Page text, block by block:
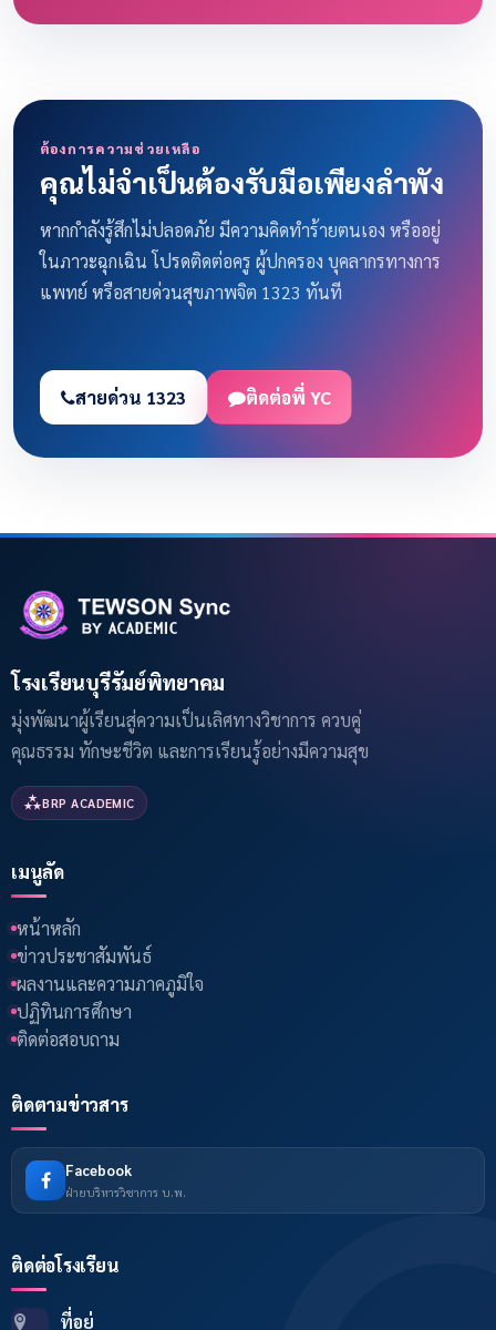
ต้องการความช่วยเหลือ
คุณไม่จำเป็นต้องรับมือเพียงลำพัง
หากกำลังรู้สึกไม่ปลอดภัย มีความคิดทำร้ายตนเอง หรืออยู่
ในภาวะฉุกเฉิน โปรดติดต่อครู ผู้ปกครอง บุคลากรทางการ
แพทย์ หรือสายด่วนสุขภาพจิต 1323 ทันที
สายด่วน 1323 ติดต่อพี่ YC
โรงเรียนบุรีรัมย์พิทยาคม
มุ่งพัฒนาผู้เรียนสู่ความเป็นเลิศทางวิชาการ ควบคู่
คุณธรรม ทักษะชีวิต และการเรียนรู้อย่างมีความสุข
BRP ACADEMIC
เมนูลัด
หน้าหลัก
ข่าวประชาสัมพันธ์
ผลงานและความภาคภูมิใจ
ปฏิทินการศึกษา
ติดต่อสอบถาม
ติดตามข่าวสาร
Facebook
ฝ่ายบริหารวิชาการ บ.พ.
ติดต่อโรงเรียน
ที่อยู่